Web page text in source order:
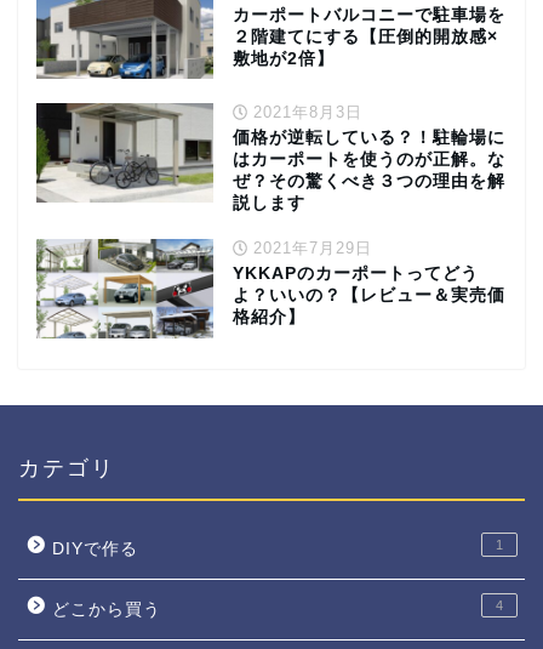
カーポートバルコニーで駐車場を
２階建てにする【圧倒的開放感×
敷地が2倍】
2021年8月3日
価格が逆転している？！駐輪場に
はカーポートを使うのが正解。な
ぜ？その驚くべき３つの理由を解
説します
2021年7月29日
YKKAPのカーポートってどう
よ？いいの？【レビュー＆実売価
格紹介】
カテゴリ
DIYで作る 1
どこから買う 4